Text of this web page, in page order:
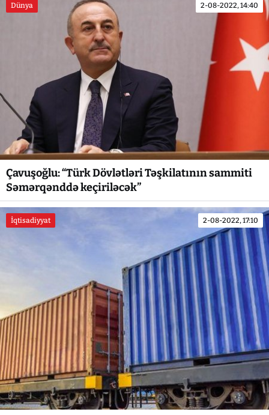
Dünya 2-08-2022, 14:40
Çavuşoğlu: “Türk Dövlətləri Təşkilatının sammiti
Səmərqənddə keçiriləcək”
İqtisadiyyat 2-08-2022, 17:10